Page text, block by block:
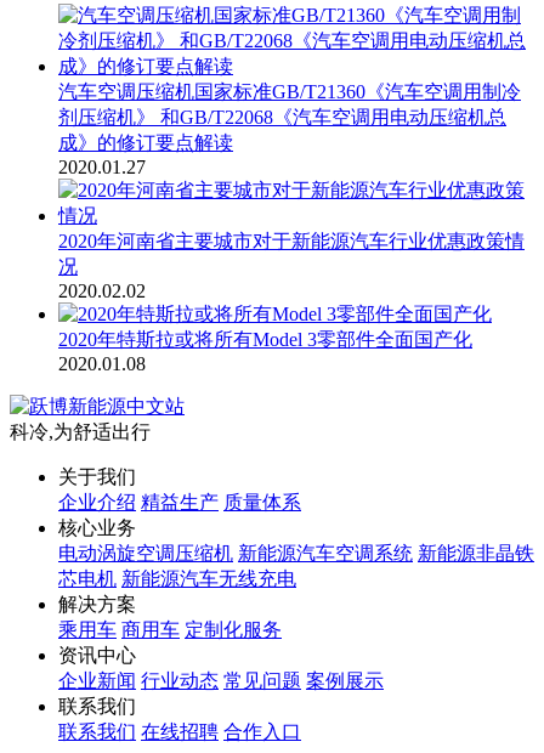
汽车空调压缩机国家标准GB/T21360《汽车空调用制冷
剂压缩机》 和GB/T22068《汽车空调用电动压缩机总
成》的修订要点解读
2020.01.27
2020年河南省主要城市对于新能源汽车行业优惠政策情
况
2020.02.02
2020年特斯拉或将所有Model 3零部件全面国产化
2020.01.08
科冷,为舒适出行
关于我们
企业介绍 精益生产 质量体系
核心业务
电动涡旋空调压缩机 新能源汽车空调系统 新能源非晶铁
芯电机 新能源汽车无线充电
解决方案
乘用车 商用车 定制化服务
资讯中心
企业新闻 行业动态 常见问题 案例展示
联系我们
联系我们 在线招聘 合作入口